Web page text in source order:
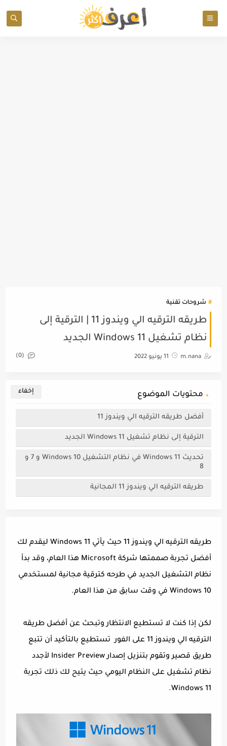
شروحات تقنية
طريقه الترقيه الي ويندوز 11 | الترقية إلى
نظام تشغيل Windows 11 الجديد
m.nana 11 يونيو 2022 (0)
محتويات الموضوع
أفضل طريقه الترقيه الي ويندوز 11
الترقية إلى نظام تشغيل Windows 11 الجديد
تحديث Windows 11 في نظام التشغيل Windows 10 و 7 و
8
طريقه الترقيه الي ويندوز 11 المجانية
طريقه الترقيه الي ويندوز 11 حيث يأتي Windows 11 ليقدم لك
أفضل تجربة صممتها شركة Microsoft هذا العام، وقد بدأ
نظام التشغيل الجديد في طرحه كترقية مجانية لمستخدمي
Windows 10 في وقت سابق من هذا العام.
لكن إذا كنت لا تستطيع الانتظار وتبحث عن أفضل طريقه
الترقيه الي ويندوز 11 على الفور تستطيع بالتأكيد أن تتبع
طريق قصير وتقوم بتنزيل إصدار Insider Preview لأجدد
نظام تشغيل على النظام اليومي حيث يتيح لك ذلك تجربة
Windows 11.